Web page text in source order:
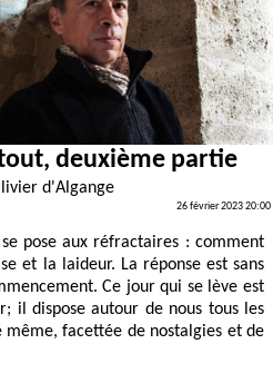
deuxième partie
d'Algange
26 février 2023 20:00
pose aux réfractaires : comment
et la laideur. La réponse est sans
Ce jour qui se lève est
il dispose autour de nous tous les
facettée de nostalgies et de